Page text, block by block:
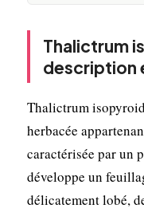
Thalictrum
description
Thalictrum
herbacée
caractérisée par un
développe un
délicatement lobé,